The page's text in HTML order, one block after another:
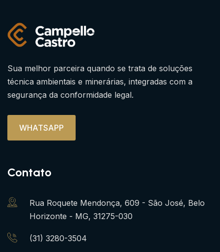
Sua melhor parceira quando se trata de soluções
técnica ambientais e minerárias, integradas com a
segurança da conformidade legal.
WHATSAPP
Contato
Rua Roquete Mendonça, 609 - São José, Belo
Horizonte - MG, 31275-030
(31) 3280-3504